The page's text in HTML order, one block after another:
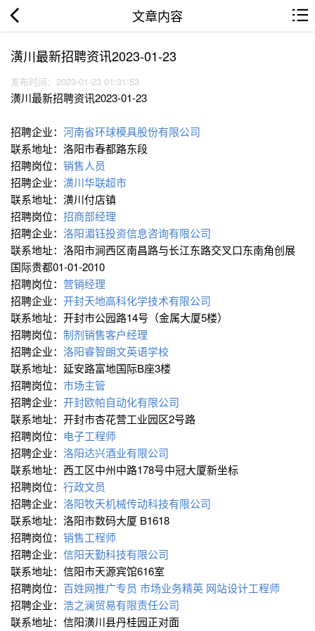
文章内容
潢川最新招聘资讯2023-01-23
发布时间：2023-01-23 01:31:53
潢川最新招聘资讯2023-01-23
招聘企业： 河南省环球模具股份有限公司
联系地址：洛阳市春都路东段
招聘岗位： 销售人员
招聘企业： 潢川华联超市
联系地址：潢川付店镇
招聘岗位： 招商部经理
招聘企业： 洛阳湄钰投资信息咨询有限公司
联系地址：洛阳市涧西区南昌路与长江东路交叉口东南角创展
国际贵都01-01-2010
招聘岗位： 营销经理
招聘企业： 开封天地高科化学技术有限公司
联系地址：开封市公园路14号（金属大厦5楼）
招聘岗位： 制剂销售客户经理
招聘企业： 洛阳睿智朗文英语学校
联系地址：延安路富地国际B座3楼
招聘岗位： 市场主管
招聘企业： 开封欧帕自动化有限公司
联系地址：开封市杏花营工业园区2号路
招聘岗位： 电子工程师
招聘企业： 洛阳达兴酒业有限公司
联系地址：西工区中州中路178号中冠大厦新坐标
招聘岗位： 行政文员
招聘企业： 洛阳牧天机械传动科技有限公司
联系地址：洛阳市数码大厦 B1618
招聘岗位： 销售工程师
招聘企业： 信阳天勤科技有限公司
联系地址：信阳市天源宾馆616室
招聘岗位： 百姓网推广专员 市场业务精英 网站设计工程师
招聘企业： 浩之澜贸易有限责任公司
联系地址：信阳潢川县丹桂园正对面